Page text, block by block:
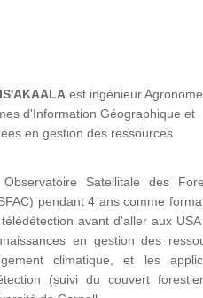
est ingénieur Agronome
d'Information Géographique et
en gestion des ressources
Satellitale des
pendant 4 ans comme
avant d'aller aux
en gestion des
climatique, et les
(suivi du couvert